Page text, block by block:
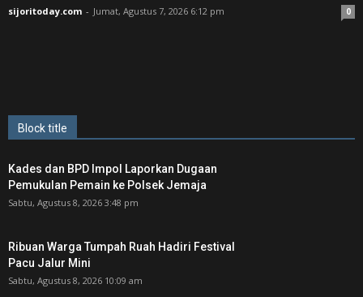
sijoritoday.com - Jumat, Agustus 7, 2026 6:12 pm 0
Block title
Kades dan BPD Impol Laporkan Dugaan
Pemukulan Pemain ke Polsek Jemaja
Sabtu, Agustus 8, 2026 3:48 pm
Ribuan Warga Tumpah Ruah Hadiri Festival
Pacu Jalur Mini
Sabtu, Agustus 8, 2026 10:09 am